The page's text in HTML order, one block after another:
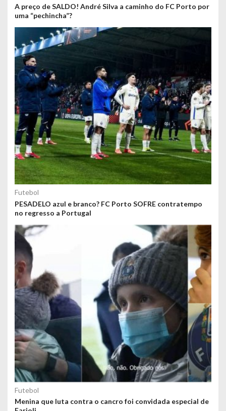
A preço de SALDO! André Silva a caminho do FC Porto por
uma “pechincha”?
Futebol
PESADELO azul e branco? FC Porto SOFRE contratempo
no regresso a Portugal
Futebol
Menina que luta contra o cancro foi convidada especial de